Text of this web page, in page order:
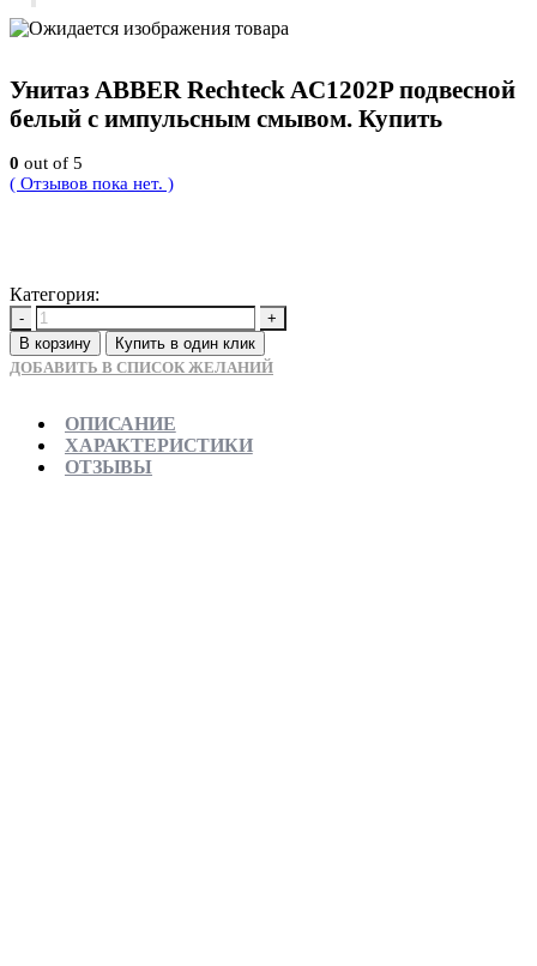
Унитаз ABBER Rechteck AC1202P подвесной
белый с импульсным смывом. Купить
0 out of 5
( Отзывов пока нет. )
Категория:
-
+
В корзину
Купить в один клик
ДОБАВИТЬ В СПИСОК ЖЕЛАНИЙ
ОПИСАНИЕ
ХАРАКТЕРИСТИКИ
ОТЗЫВЫ